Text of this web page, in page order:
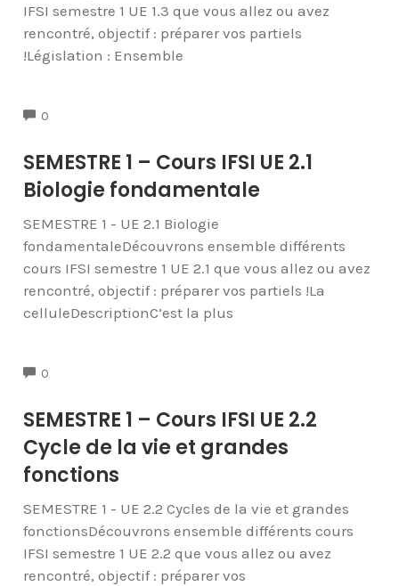
IFSI semestre 1 UE 1.3 que vous allez ou avez
rencontré, objectif : préparer vos partiels
!Législation : Ensemble
0
SEMESTRE 1 – Cours IFSI UE 2.1
Biologie fondamentale
SEMESTRE 1 - UE 2.1 Biologie
fondamentaleDécouvrons ensemble différents
cours IFSI semestre 1 UE 2.1 que vous allez ou avez
rencontré, objectif : préparer vos partiels !La
celluleDescriptionC’est la plus
0
SEMESTRE 1 – Cours IFSI UE 2.2
Cycle de la vie et grandes
fonctions
SEMESTRE 1 - UE 2.2 Cycles de la vie et grandes
fonctionsDécouvrons ensemble différents cours
IFSI semestre 1 UE 2.2 que vous allez ou avez
rencontré, objectif : préparer vos